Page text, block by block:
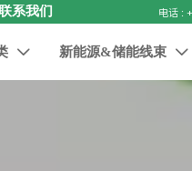
系我们
 新能源&储能线束 